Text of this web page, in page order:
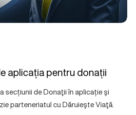
aplicația pentru donații
secțiunii de Donaţii în aplicație şi
parteneriatul cu Dăruieşte Viaţă.